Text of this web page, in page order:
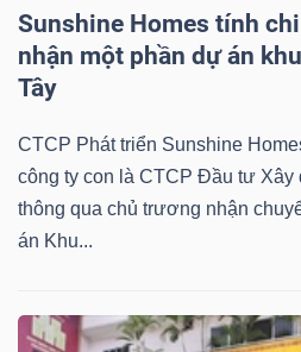
Sunshine Homes tính
nhận một phần dự án
Tây
CTCP Phát triển Sunshine
công ty con là CTCP Đầu tư
thông qua chủ trương nhận
án Khu...